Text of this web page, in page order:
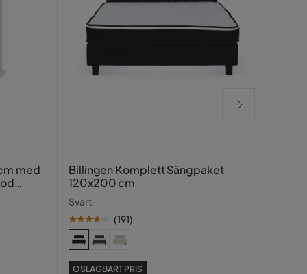
med
Billingen Komplett Sängpaket
120x200 cm
Svart
(191)
OSLAGBART PRIS